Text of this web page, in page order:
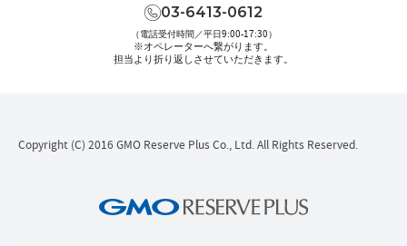
03-6413-0612
（電話受付時間／平日9:00-17:30）
※オペレーターへ繋がります。
担当より折り返しさせていただきます。
Copyright (C) 2016 GMO Reserve Plus Co., Ltd. All Rights Reserved.